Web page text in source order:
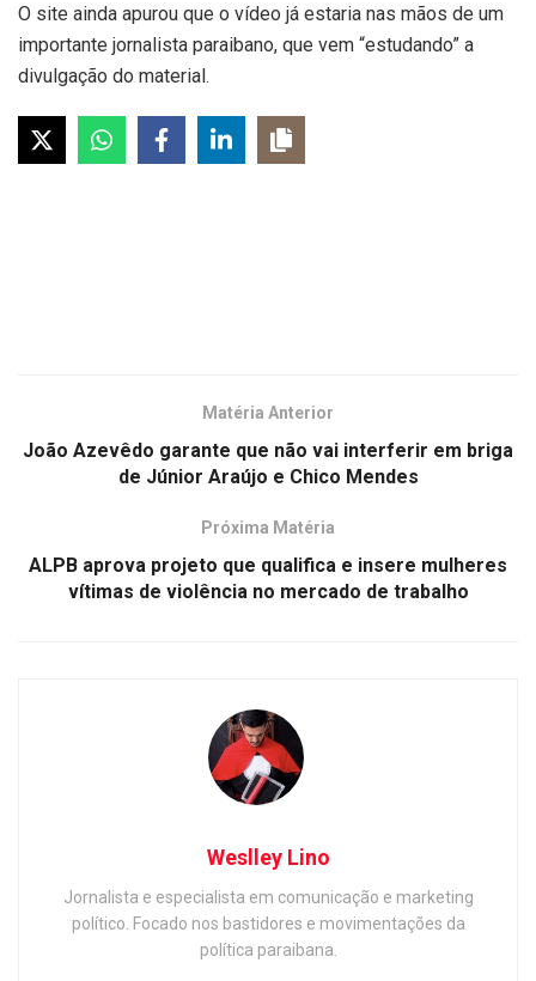
O site ainda apurou que o vídeo já estaria nas mãos de um
importante jornalista paraibano, que vem “estudando” a
divulgação do material.
Matéria Anterior
João Azevêdo garante que não vai interferir em briga
de Júnior Araújo e Chico Mendes
Próxima Matéria
ALPB aprova projeto que qualifica e insere mulheres
vítimas de violência no mercado de trabalho
Weslley Lino
Jornalista e especialista em comunicação e marketing
político. Focado nos bastidores e movimentações da
política paraibana.